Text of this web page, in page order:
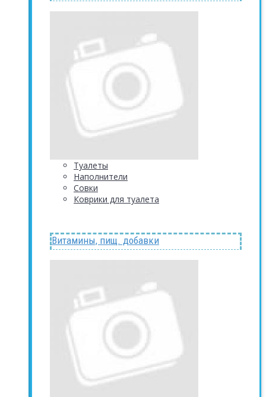
Туалеты
Наполнители
Совки
Коврики для туалета
Витамины, пищ. добавки